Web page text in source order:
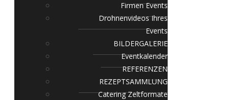
Firmen Events
Drohnenvideos Ihres
Events
BILDERGALERIE
Eventkalender
REFERENZEN
REZEPTSAMMLUNG
Catering Zeltformate